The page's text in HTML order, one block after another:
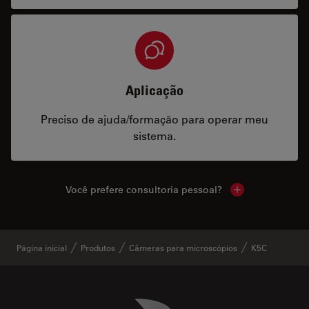
Aplicação
Preciso de ajuda/formação para operar meu
sistema.
Você prefere consultoria pessoal? Show local
Página inicial Produtos Câmeras para microscópios K5C
Danaher Logo